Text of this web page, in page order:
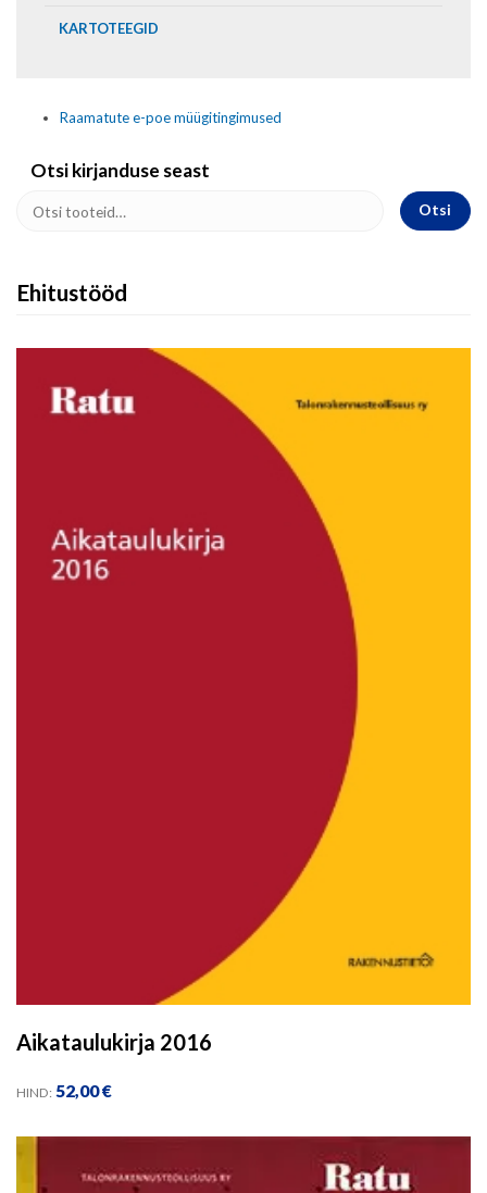
KARTOTEEGID
Raamatute e-poe müügitingimused
Otsi kirjanduse seast
Otsi
Ehitustööd
Aikataulukirja 2016
HIND: 52,00€